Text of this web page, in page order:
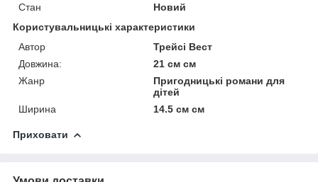
Стан
Новий
Користувальницькі характеристики
Автор
Трейсі Вест
Довжина:
21 см см
Жанр
Пригодницькі романи для
дітей
Ширина
14.5 см см
Приховати